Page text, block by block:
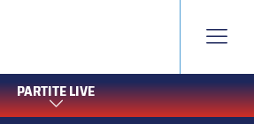
PARTITE LIVE